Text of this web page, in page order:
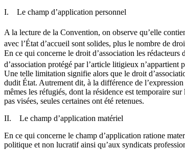
I. Le champ d’application personnel
A la lecture de la Convention, on observe qu’elle
avec l’État d’accueil sont solides, plus le nombre de
En ce qui concerne le droit d’association les
d’association protégé par l’article litigieux n’appartient
Une telle limitation signifie alors que le droit
dudit État. Autrement dit, à la différence de
mêmes les réfugiés, dont la résidence est temporaire
pas visées, seules certaines ont été retenues.
II. Le champ d’application matériel
En ce qui concerne le champ d’application ratione
politique et non lucratif ainsi qu’aux syndicats